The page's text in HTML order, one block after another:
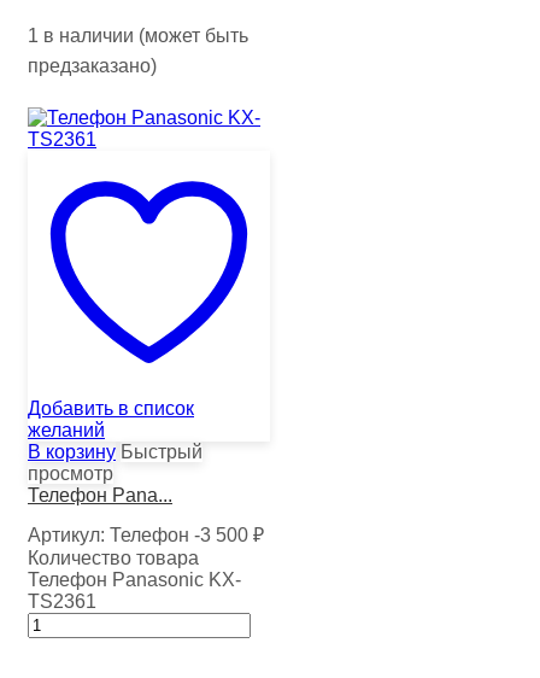
1 в наличии (может быть
предзаказано)
Добавить в список
желаний
В корзину Быстрый
просмотр
Телефон Pana...
Артикул: Телефон -3 500 ₽
Количество товара
Телефон Panasonic KX-
TS2361